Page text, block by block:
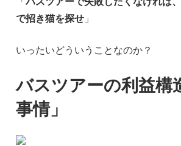
で招き猫を探せ」
いったいどういうことなのか？
バスツアーの利益構
事情」